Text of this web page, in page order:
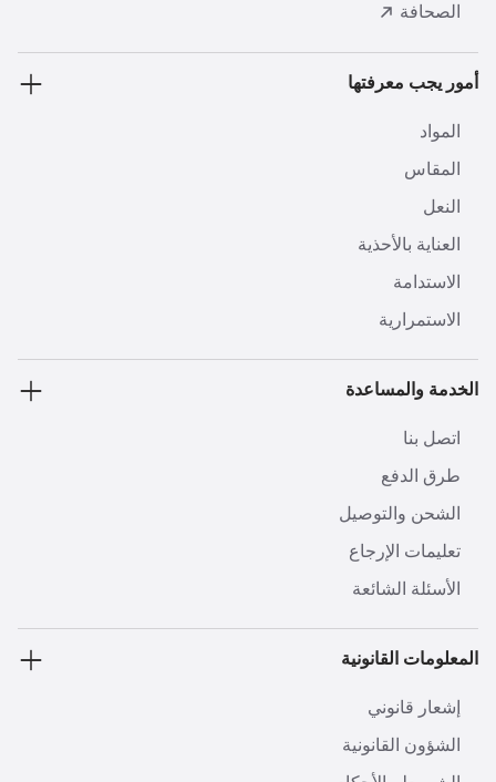
الصحافة
أمور يجب معرفتها
المواد
المقاس
النعل
العناية بالأحذية
الاستدامة
الاستمرارية
الخدمة والمساعدة
اتصل بنا
طرق الدفع
الشحن والتوصيل
تعليمات الإرجاع
الأسئلة الشائعة
المعلومات القانونية
إشعار قانوني
الشؤون القانونية